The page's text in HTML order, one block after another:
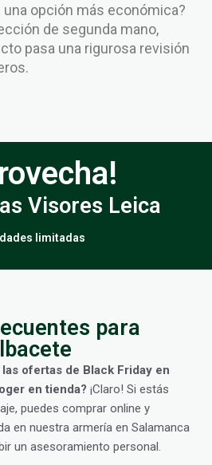
una opción más económica?
de segunda mano,
pasa una rigurosa revisión
Visores Leica
limitadas
para
ofertas de Black Friday en
en tienda? ¡Claro! Si estás
puedes comprar online y
en nuestra armería en Salamanca
un asesoramiento personal.